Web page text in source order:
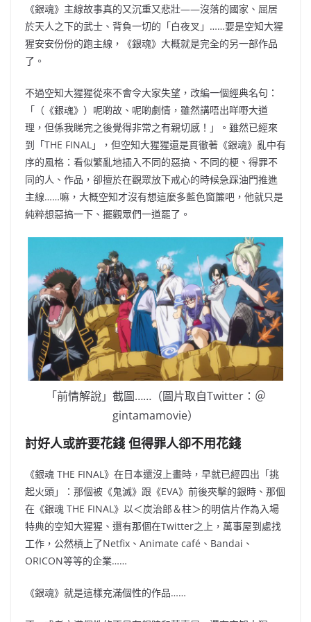
《銀魂》主線故事真的又沉重又悲壯——沒落的國家、屈居
於天人之下的武士、背負一切的「白夜叉」……要是空知大猩
猩安安份份的跑主線，《銀魂》大概就是完全的另一部作品
了。
不過空知大猩猩從來不會令大家失望，改編一個經典名句：
「（《銀魂》）呢啲故、呢啲劇情，雖然講唔出咩嘢大道
理，但係我睇完之後覺得非常之有親切感！」。雖然已經來
到「THE FINAL」，但空知大猩猩還是貫徹著 《銀魂》亂中有
序的風格：看似繁亂地插入不同的惡搞、不同的梗、得罪不
同的人、作品，卻擅於在觀眾放下戒心的時候急踩油門推進
主線……嘛，大概空知才沒有想這麼多藍色窗簾吧，他就只是
純粹想惡搞一下、擺觀眾們一道罷了。
「前情解說」截圖……（圖片取自Twitter：＠
gintamamovie）
討好人或許要花錢 但得罪人卻不用花錢
《銀魂 THE FINAL》在日本還沒上畫時，早就已經四出「挑
起火頭」：那個被《鬼滅》跟《EVA》前後夾擊的銀時、那個
在《銀魂 THE FINAL》以＜炭治郎＆柱＞的明信片作為入場
特典的空知大猩猩、還有那個在Twitter之上，萬事屋到處找
工作，公然槓上了Netfix、Animate café、Bandai、
ORICON等等的企業……
《銀魂》就是這樣充滿個性的作品……